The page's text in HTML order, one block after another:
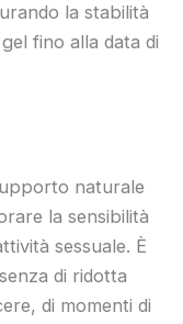
la stabilità
fino alla data di
naturale
la sensibilità
sessuale. È
di ridotta
di momenti di